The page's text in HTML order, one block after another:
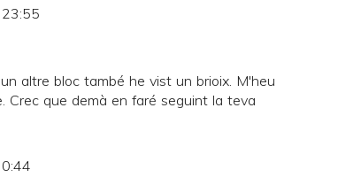
altre bloc també he vist un brioix. M'heu
Crec que demà en faré seguint la teva